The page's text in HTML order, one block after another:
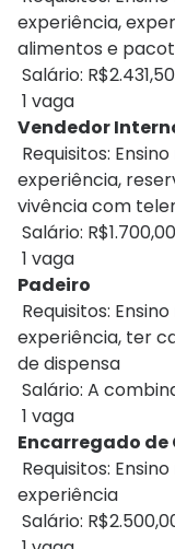
experiência,
alimentos e
Salário:
1 vaga
Vendedor
Requisitos:
experiência,
vivência com
Salário:
1 vaga
Padeiro
Requisitos:
experiência, ter
de dispensa
Salário: A
1 vaga
Encarregado de
Requisitos:
experiência
Salário: